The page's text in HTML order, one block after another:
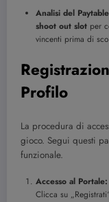
Analisi del
shoot out slot per
vincenti prima di
Profilo
La procedura di
gioco. Segui questi
funzionale.
Accesso al Portale:
Clicca su